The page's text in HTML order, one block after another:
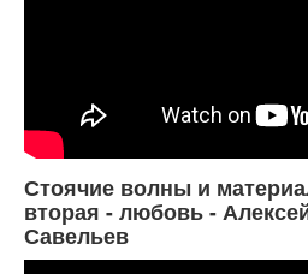
Стоячие волны и
вторая - любовь -
Савельев